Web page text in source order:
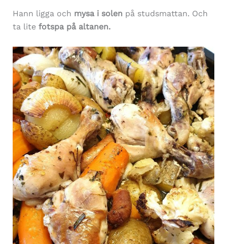
Hann ligga och mysa i solen på studsmattan. Och
ta lite fotspa på altanen.